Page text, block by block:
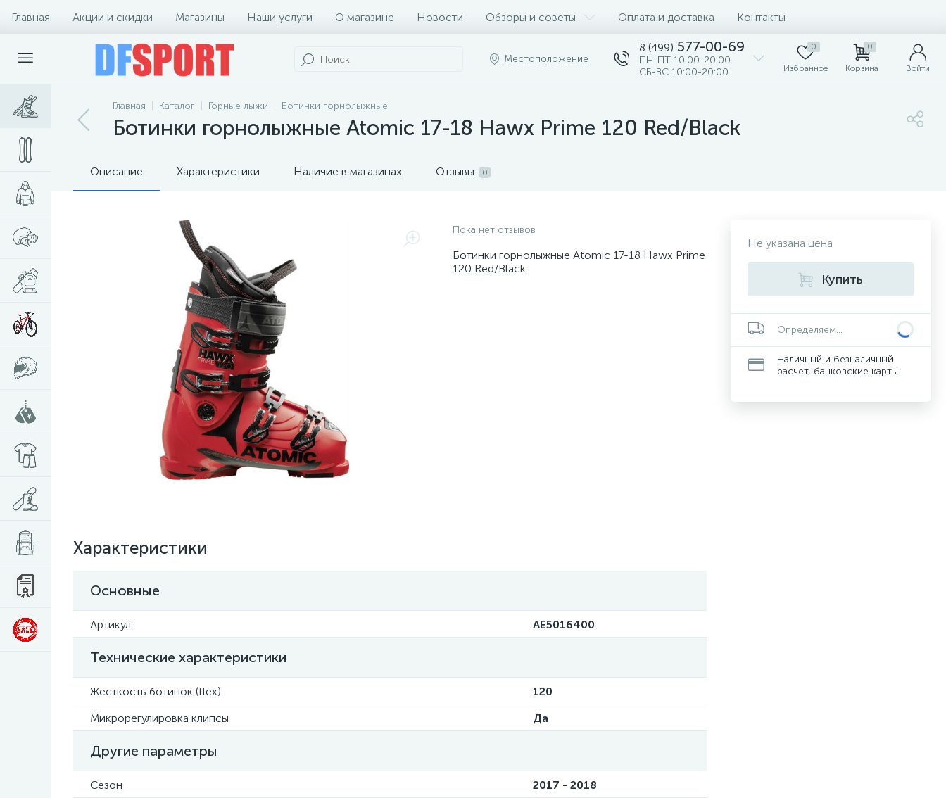
Главная Акции и скидки Магазины Наши услуги О магазине Новости Обзоры и советы Оплата и доставка Контакты
Местоположение
8 (499) 577-00-69
ПН-ПТ 10:00-20:00
СБ-ВС 10:00-20:00
0
Избранное
0
Корзина Войти
Главная Каталог Горные лыжи Ботинки горнолыжные
Ботинки горнолыжные Atomic 17-18 Hawx Prime 120 Red/Black
Описание Характеристики Наличие в магазинах Отзывы 0
Пока нет отзывов
Ботинки горнолыжные Atomic 17-18 Hawx Prime
120 Red/Black
Характеристики
Основные
Артикул AE5016400
Технические характеристики
Жесткость ботинок (flex)
120
Микрорегулировка клипсы
Да
Другие параметры
Сезон
2017 - 2018
Не указана цена
Купить
Определяем...
Наличный и безналичный
расчет, банковские карты